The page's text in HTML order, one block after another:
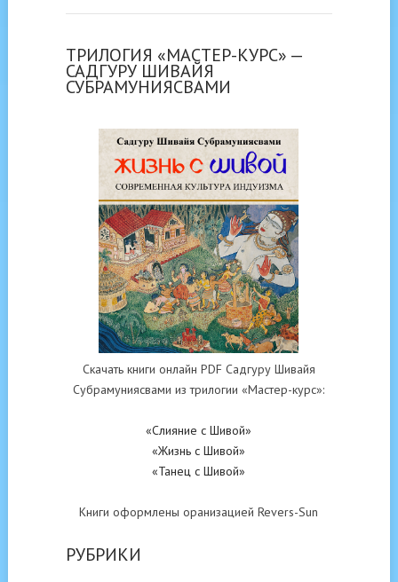
ТРИЛОГИЯ «МАСТЕР-КУРС» —
САДГУРУ ШИВАЙЯ
СУБРАМУНИЯСВАМИ
Скачать книги онлайн PDF Садгуру Шивайя
Субрамуниясвами из трилогии «Мастер-курс»:
«Слияние с Шивой»
«Жизнь с Шивой»
«Танец с Шивой»
Книги оформлены оранизацией Revers-Sun
РУБРИКИ